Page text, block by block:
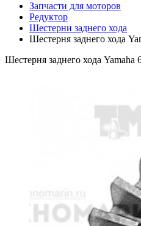
Запчасти для моторов
Редуктор
Шестерни заднего хода
Шестерня заднего хода
Шестерня заднего хода Yamaha